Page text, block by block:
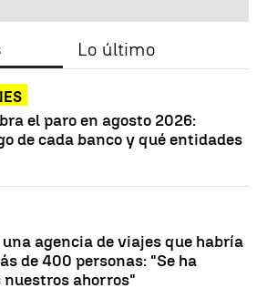
Lo último
el paro en agosto 2026:
de cada banco y qué entidades
agencia de viajes que habría
de 400 personas: "Se ha
nuestros ahorros"